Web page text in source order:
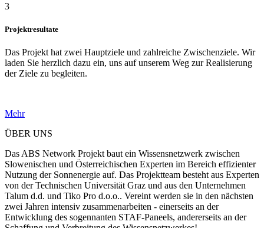
3
Projektresultate
Das Projekt hat zwei Hauptziele und zahlreiche Zwischenziele. Wir
laden Sie herzlich dazu ein, uns auf unserem Weg zur Realisierung
der Ziele zu begleiten.
Mehr
ÜBER UNS
Das ABS Network Projekt baut ein Wissensnetzwerk zwischen
Slowenischen und Österreichischen Experten im Bereich effizienter
Nutzung der Sonnenergie auf. Das Projektteam besteht aus Experten
von der Technischen Universität Graz und aus den Unternehmen
Talum d.d. und Tiko Pro d.o.o.. Vereint werden sie in den nächsten
zwei Jahren intensiv zusammenarbeiten - einerseits an der
Entwicklung des sogennanten STAF-Paneels, andererseits an der